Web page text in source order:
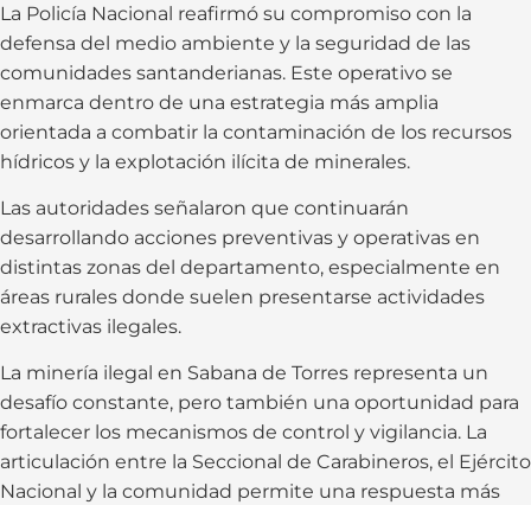
La Policía Nacional reafirmó su compromiso con la
defensa del medio ambiente y la seguridad de las
comunidades santanderianas. Este operativo se
enmarca dentro de una estrategia más amplia
orientada a combatir la contaminación de los recursos
hídricos y la explotación ilícita de minerales.
Las autoridades señalaron que continuarán
desarrollando acciones preventivas y operativas en
distintas zonas del departamento, especialmente en
áreas rurales donde suelen presentarse actividades
extractivas ilegales.
La minería ilegal en Sabana de Torres representa un
desafío constante, pero también una oportunidad para
fortalecer los mecanismos de control y vigilancia. La
articulación entre la Seccional de Carabineros, el Ejército
Nacional y la comunidad permite una respuesta más